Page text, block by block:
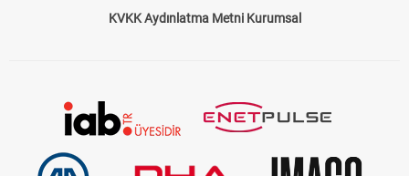
KVKK Aydınlatma Metni Kurumsal